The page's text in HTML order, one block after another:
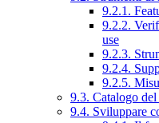
9.2.1.
9.2.2.
use
9.2.3.
9.2.4.
9.2.5.
9.3. Catalogo
9.4. Sviluppare